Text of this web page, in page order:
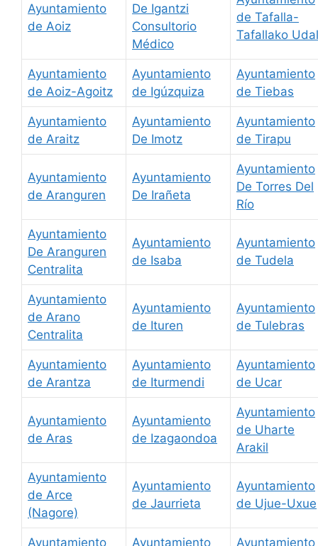
Ayuntamiento
de Aoiz
De Igantzi
Consultorio
Médico
de Tafalla-
Tafallako
Ayuntamiento
de Aoiz-Agoitz
Ayuntamiento
de Igúzquiza
Ayuntamiento
de Tiebas
Ayuntamiento
de Araitz
Ayuntamiento
De Imotz
Ayuntamiento
de Tirapu
Ayuntamiento
de Aranguren
Ayuntamiento
De Irañeta
Ayuntamiento
De Torres Del
Río
Ayuntamiento
De Aranguren
Centralita
Ayuntamiento
de Isaba
Ayuntamiento
de Tudela
Ayuntamiento
de Arano
Centralita
Ayuntamiento
de Ituren
Ayuntamiento
de Tulebras
Ayuntamiento
de Arantza
Ayuntamiento
de Iturmendi
Ayuntamiento
de Ucar
Ayuntamiento
de Aras
Ayuntamiento
de Izagaondoa
Ayuntamiento
de Uharte
Arakil
Ayuntamiento
de Arce
(Nagore)
Ayuntamiento
de Jaurrieta
Ayuntamiento
de Ujue-Uxue
Ayuntamiento Ayuntamiento Ayuntamiento